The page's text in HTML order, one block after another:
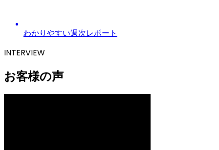
わかりやすい週次レポート
INTERVIEW
お客様の声